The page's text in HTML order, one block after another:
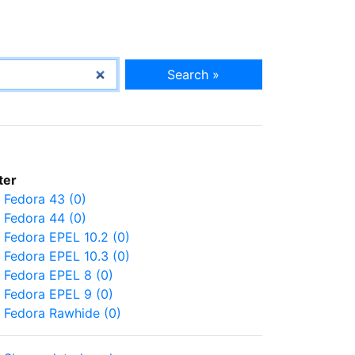
Search »
Fedora 43 (0)
Fedora 44 (0)
Fedora EPEL 10.2 (0)
Fedora EPEL 10.3 (0)
Fedora EPEL 8 (0)
Fedora EPEL 9 (0)
Fedora Rawhide (0)